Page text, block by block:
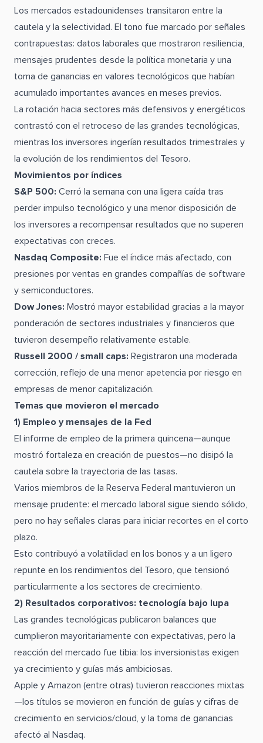
Los mercados estadounidenses transitaron entre la
cautela y la selectividad. El tono fue marcado por señales
contrapuestas: datos laborales que mostraron resiliencia,
mensajes prudentes desde la política monetaria y una
toma de ganancias en valores tecnológicos que habían
acumulado importantes avances en meses previos.
La rotación hacia sectores más defensivos y energéticos
contrastó con el retroceso de las grandes tecnológicas,
mientras los inversores ingerían resultados trimestrales y
la evolución de los rendimientos del Tesoro.
Movimientos por índices
S&P 500: Cerró la semana con una ligera caída tras
perder impulso tecnológico y una menor disposición de
los inversores a recompensar resultados que no superen
expectativas con creces.
Nasdaq Composite: Fue el índice más afectado, con
presiones por ventas en grandes compañías de software
y semiconductores.
Dow Jones: Mostró mayor estabilidad gracias a la mayor
ponderación de sectores industriales y financieros que
tuvieron desempeño relativamente estable.
Russell 2000 / small caps: Registraron una moderada
corrección, reflejo de una menor apetencia por riesgo en
empresas de menor capitalización.
Temas que movieron el mercado
1) Empleo y mensajes de la Fed
El informe de empleo de la primera quincena—aunque
mostró fortaleza en creación de puestos—no disipó la
cautela sobre la trayectoria de las tasas.
Varios miembros de la Reserva Federal mantuvieron un
mensaje prudente: el mercado laboral sigue siendo sólido,
pero no hay señales claras para iniciar recortes en el corto
plazo.
Esto contribuyó a volatilidad en los bonos y a un ligero
repunte en los rendimientos del Tesoro, que tensionó
particularmente a los sectores de crecimiento.
2) Resultados corporativos: tecnología bajo lupa
Las grandes tecnológicas publicaron balances que
cumplieron mayoritariamente con expectativas, pero la
reacción del mercado fue tibia: los inversionistas exigen
ya crecimiento y guías más ambiciosas.
Apple y Amazon (entre otras) tuvieron reacciones mixtas
—los títulos se movieron en función de guías y cifras de
crecimiento en servicios/cloud, y la toma de ganancias
afectó al Nasdaq.